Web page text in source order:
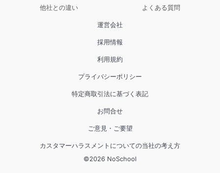
ですが、ご提供できる知識やノウハウはこれか
出してください。
引き続き、一緒にステップアップしてゆきまし
ょう！よろしくお願いいたします。
他社との違い よくある質問
運営会社
採用情報
利用規約
プライバシーポリシー
特定商取引法に基づく表記
お問合せ
ご意見・ご要望
カスタマーハラスメントについての当社の考え方
©2026 NoSchool